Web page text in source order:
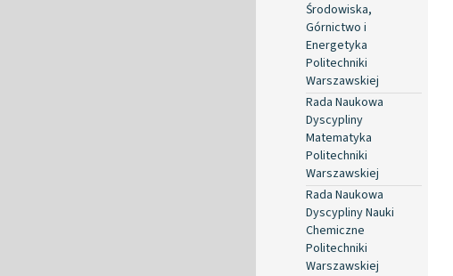
Środowiska,
Górnictwo i
Energetyka
Politechniki
Warszawskiej
Rada Naukowa
Dyscypliny
Matematyka
Politechniki
Warszawskiej
Rada Naukowa
Dyscypliny Nauki
Chemiczne
Politechniki
Warszawskiej